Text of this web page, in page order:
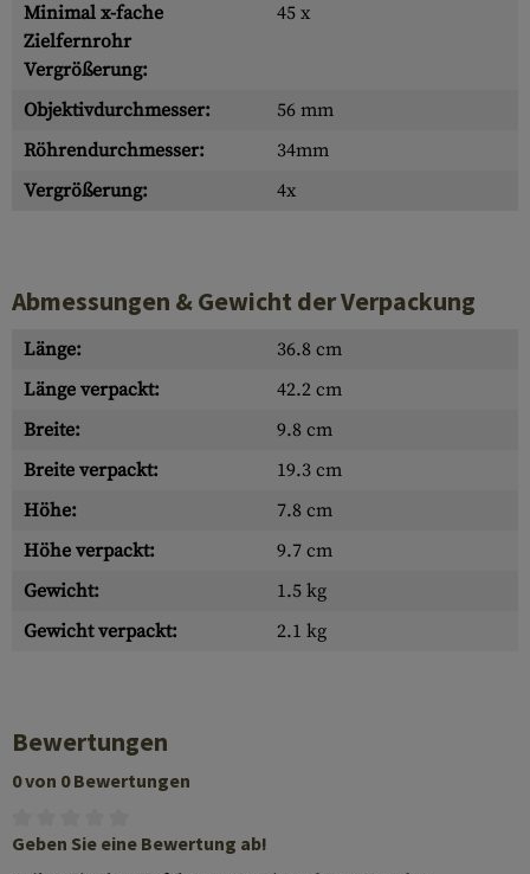
Minimal x-fache
Zielfernrohr
Vergrößerung:
45 x
Objektivdurchmesser:
56 mm
Röhrendurchmesser:
34mm
Vergrößerung:
4x
Abmessungen & Gewicht der Verpackung
Länge:
36.8 cm
Länge verpackt:
42.2 cm
Breite:
9.8 cm
Breite verpackt:
19.3 cm
Höhe:
7.8 cm
Höhe verpackt:
9.7 cm
Gewicht:
1.5 kg
Gewicht verpackt:
2.1 kg
Bewertungen
0 von 0 Bewertungen
Geben Sie eine Bewertung ab!